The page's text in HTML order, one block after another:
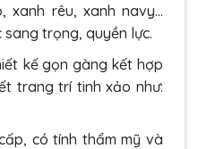
xanh rêu, xanh navy…
trọng, quyền lực.
kế gọn gàng kết hợp
trang trí tinh xảo như:
có tính thẩm mỹ và